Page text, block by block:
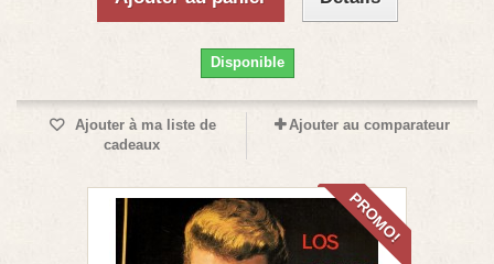
Disponible
Ajouter à ma liste de
cadeaux
Ajouter au comparateur
PROMO!